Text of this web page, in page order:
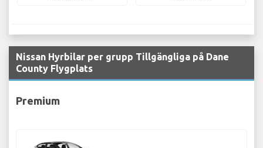
Nissan Hyrbilar per grupp Tillgängliga på Dane
County Flygplats
Premium